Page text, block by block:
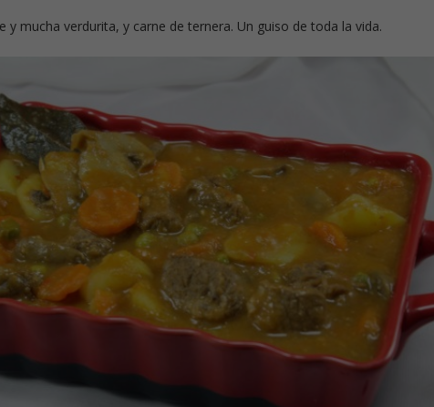
y mucha verdurita, y carne de ternera. Un guiso de toda la vida.